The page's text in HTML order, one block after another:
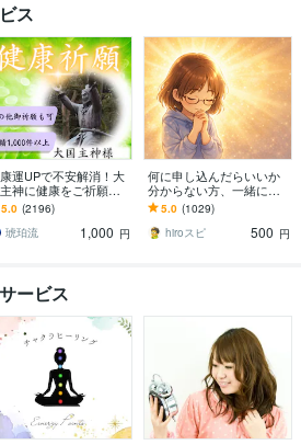
ス
運UPで不安解消！大
神に健康をご祈願し
長寿・厄除け・合
必勝・安産・子宝の
あり。ご家族にも！
5.0 (2196)
琥珀流
1,000 円
何に申し込んだらいいか
分からない方、一緒に考
えます どのサービスがい
いか迷っている方用
5.0 (1029)
hiroスピ
500 円
ービス